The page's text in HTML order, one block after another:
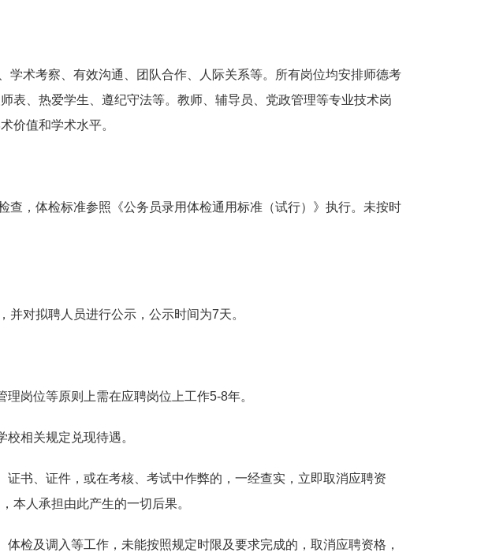
术考察、有效沟通、团队合作、人际关系等。
所有岗位均安排师德考
表、热爱学生、遵纪守法等。教师、辅导员、党政管理等专业技术岗
价值和学术水平。
，体检标准参照《公务员录用体检通用标准（试行）》执行。未按时
对拟聘人员进行公示，公示时间为7天。
理岗位等原则上需在应聘岗位上工作5-8年。
相关规定兑现待遇。
书、证件，或在考核、考试中作弊的，一经查实，立即取消应聘资
本人承担由此产生的一切后果。
检及调入等工作，未能按照规定时限及要求完成的，取消应聘资格，